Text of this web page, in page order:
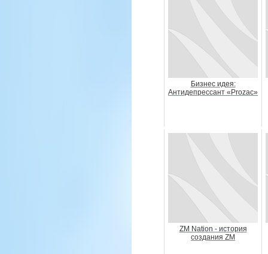
Бизнес идея:
Антидепрессант «Prozac»
ZM Nation - история
создания ZM